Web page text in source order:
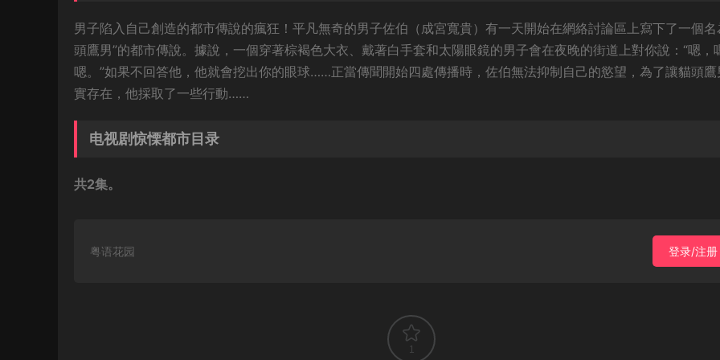
男子陷入自己創造的都市傳說的瘋狂！平凡無奇的男子佐伯（成宮寬貴）有一天開始在網絡討論區上寫下了一個名
頭鷹男”的都市傳說。據說，一個穿著棕褐色大衣、戴著白手套和太陽眼鏡的男子會在夜晚的街道上對你說：“嗯，
嗯。”如果不回答他，他就會挖出你的眼球……正當傳聞開始四處傳播時，佐伯無法抑制自己的慾望，為了讓貓頭鷹
實存在，他採取了一些行動……
电视剧惊慄都市目录
共2集。
粤语花园 登录/注册
1